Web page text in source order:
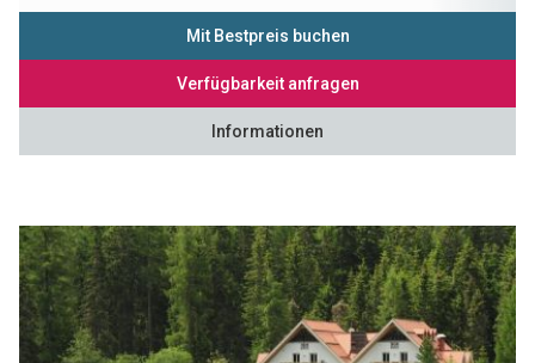
Mit Bestpreis buchen
Verfügbarkeit anfragen
Informationen